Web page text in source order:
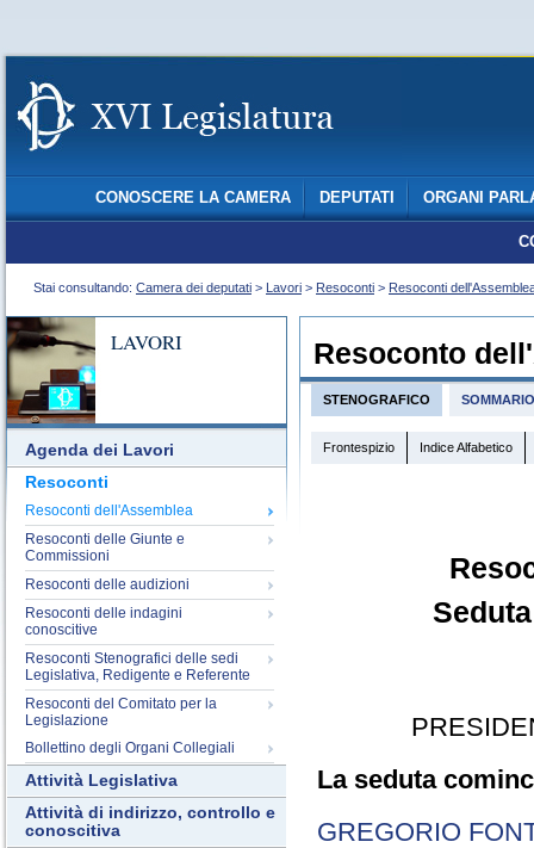
CONOSCERE LA CAMERA DEPUTATI ORGANI
Stai consultando: Camera dei deputati > Lavori > Resoconti > Resoconti
LAVORI
Agenda dei Lavori
Resoconti
Resoconti dell'Assemblea
Resoconti delle Giunte e
Commissioni
Resoconti delle audizioni
Resoconti delle indagini
conoscitive
Resoconti Stenografici delle sedi
Legislativa, Redigente e Referente
Resoconti del Comitato per la
Legislazione
Bollettino degli Organi Collegiali
Attività Legislativa
Attività di indirizzo, controllo e
conoscitiva
Resoconto
STENOGRAFICO SOMMARIO
Frontespizio Indice Alfabetico
La seduta
GREGORIO